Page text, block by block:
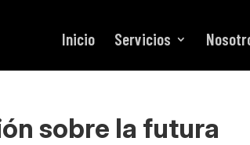
Inicio Servicios
sobre la futura